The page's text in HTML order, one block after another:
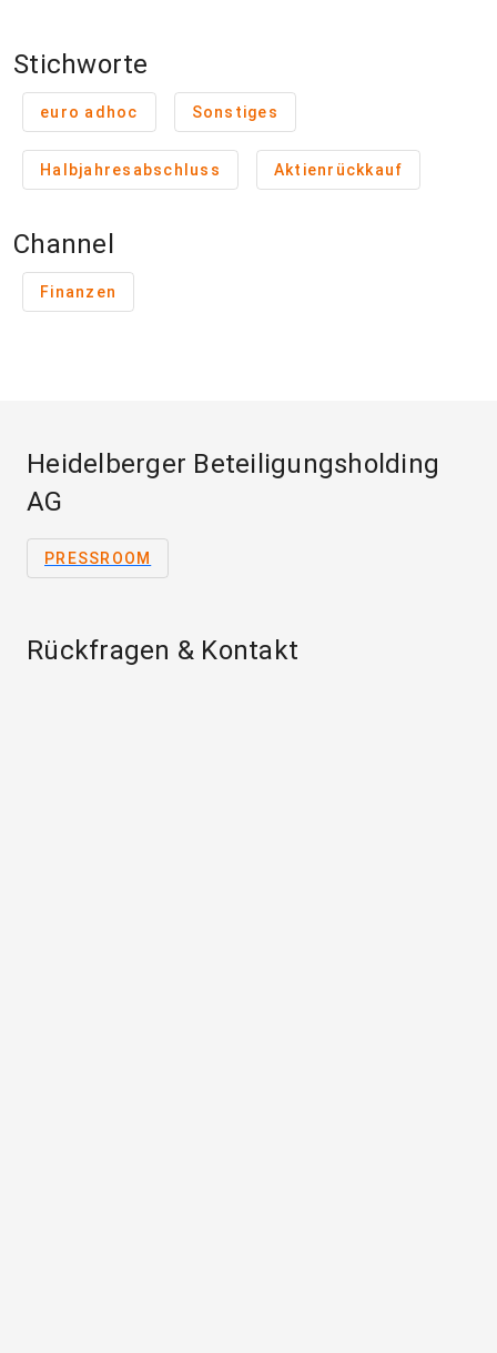
Stichworte
euro adhoc Sonstiges
Halbjahresabschluss Aktienrückkauf
Channel
Finanzen
Heidelberger Beteiligungsholding
AG
PRESSROOM
Rückfragen & Kontakt